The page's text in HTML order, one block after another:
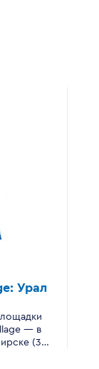
Урал
— в
(30